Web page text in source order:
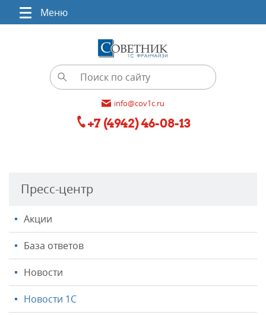
Меню
info@cov1c.ru
+7 (4942) 46-08-13
Пресс-центр
Акции
База ответов
Новости
Новости 1С